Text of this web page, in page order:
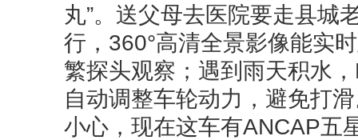
丸”。送父母去医院要走县城
行，360°高清全景影像能实
繁探头观察；遇到雨天积水
自动调整车轮动力，避免打
小心，现在这车有ANCAP五